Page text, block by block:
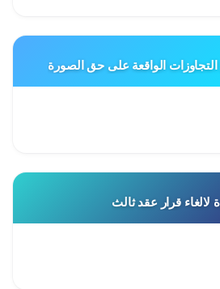
الواقعة على حق الصورة
لالغاء قرار عقد ثالث